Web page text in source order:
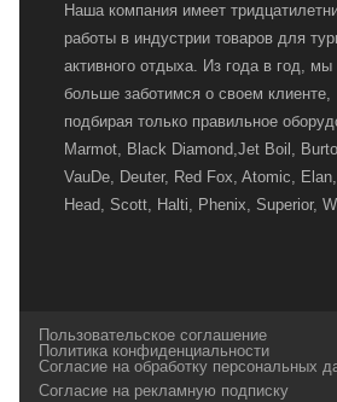
Наша компания имеет
работы в индустрии товаров для
активного отдыха. Из года в год, мы
больше заботимся о своем клиенте,
подбирая только правильное
Marmot, Black Diamond,Jet Boil,
VauDe, Deuter, Red Fox, Atomic,
Head, Scott, Halti, Phenix, Superior,
и взыскательных путешественников,
спортсменов и отдыхающих.
Пользовательское соглашение
Политика конфиденциальности
Согласие на обработку персональных
Согласие на рекламную подписку